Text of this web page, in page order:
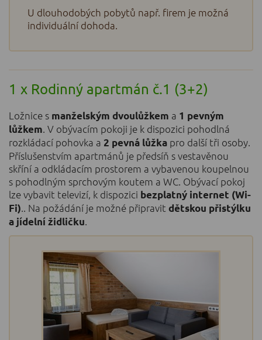
U dlouhodobých pobytů např. firem je možná
individuální dohoda.
1 x Rodinný apartmán č.1 (3+2)
Ložnice s manželským dvoulůžkem a 1 pevným
lůžkem. V obývacím pokoji je k dispozici pohodlná
rozkládací pohovka a 2 pevná lůžka pro další tři osoby.
Příslušenstvím apartmánů je předsíň s vestavěnou
skříní a odkládacím prostorem a vybavenou koupelnou
s pohodlným sprchovým koutem a WC. Obývací pokoj
lze vybavit televizí, k dispozici bezplatný internet (Wi-
Fi).. Na požádání je možné připravit dětskou přistýlku
a jídelní židličku.